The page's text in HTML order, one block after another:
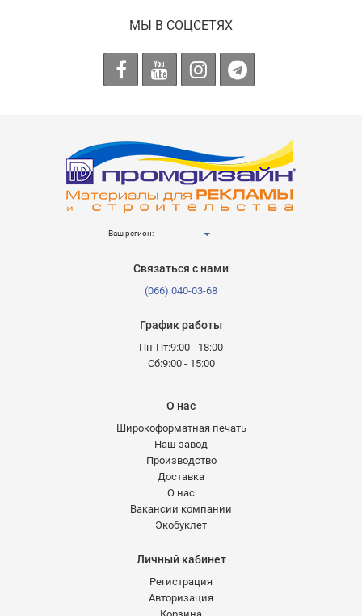
МЫ В СОЦСЕТЯХ
Ваш регион:
Связаться с нами
(066) 040-03-68
График работы
Пн-Пт:9:00 - 18:00
Сб:9:00 - 15:00
О нас
Широкоформатная печать
Наш завод
Производство
Доставка
О нас
Вакансии компании
Экобуклет
Личный кабинет
Регистрация
Авторизация